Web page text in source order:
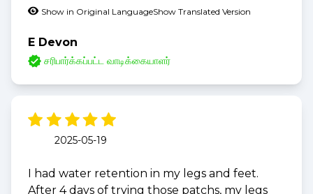
Show in Original LanguageShow Translated Version
E Devon
சரிபார்க்கப்பட்ட வாடிக்கையாளர்
2025-05-19
I had water retention in my legs and feet.
After 4 days of trying those patchs, my legs